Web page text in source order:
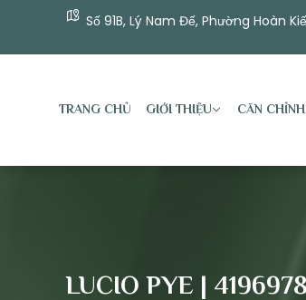
Số 91B, Lý Nam Đế, Phường Hoàn
TRANG CHỦ GIỚI THIỆU CĂN
LUCIO PYE |